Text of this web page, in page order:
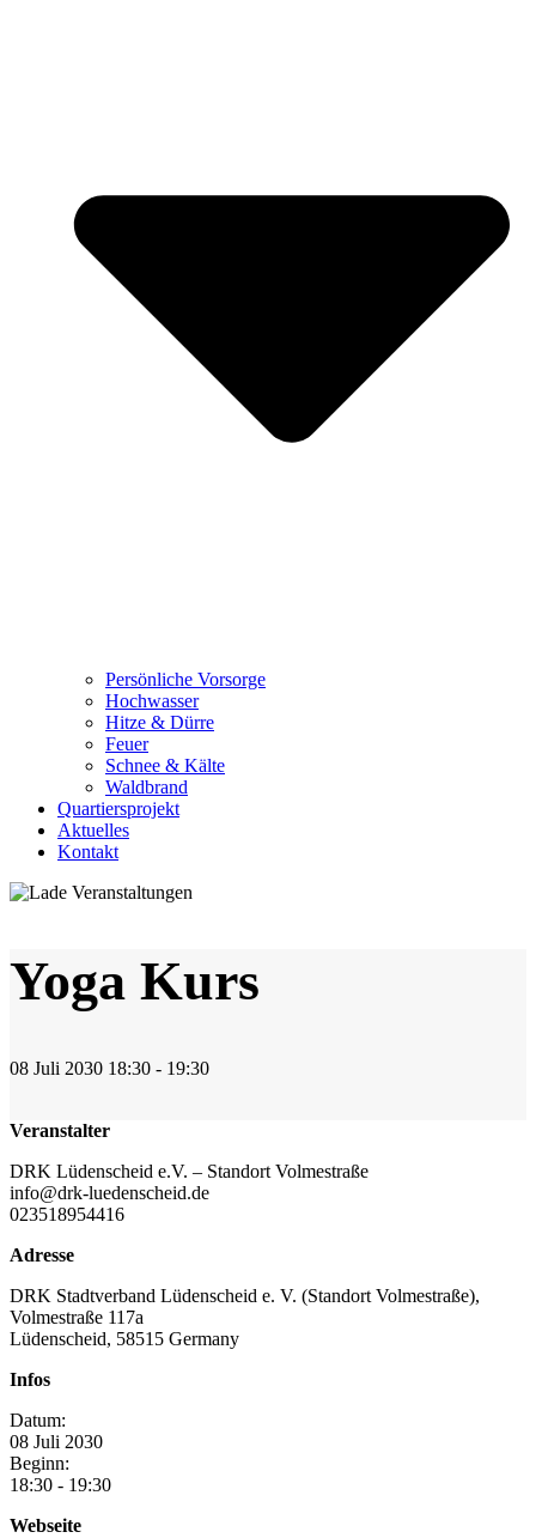
Persönliche Vorsorge
Hochwasser
Hitze & Dürre
Feuer
Schnee & Kälte
Waldbrand
Quartiersprojekt
Aktuelles
Kontakt
Yoga Kurs
08 Juli 2030 18:30 - 19:30
Veranstalter
DRK Lüdenscheid e.V. – Standort Volmestraße
info@drk-luedenscheid.de
023518954416
Adresse
DRK Stadtverband Lüdenscheid e. V. (Standort Volmestraße),
Volmestraße 117a
Lüdenscheid, 58515 Germany
Infos
Datum:
08 Juli 2030
Beginn:
18:30 - 19:30
Webseite